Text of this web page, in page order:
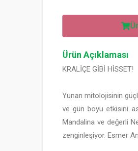
Ürün Açıklaması
KRALİÇE GİBİ HİSSET!
Yunan mitolojisinin
ve gün boyu etkisini
Mandalina ve değerli
zenginleşiyor. Esmer